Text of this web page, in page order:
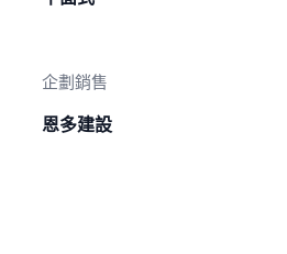
企劃銷售
恩多建設